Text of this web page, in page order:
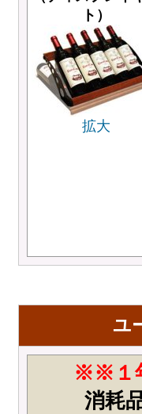
ト）
拡大
ユ
※※１
消耗